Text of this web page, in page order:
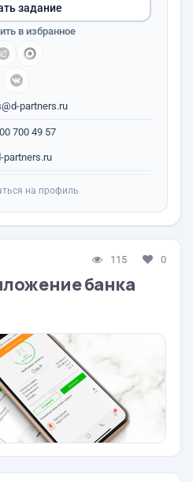
700 49 57
partners.ru
задание
в избранное
на профиль
115 0
банка